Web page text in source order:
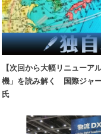
【次回から大幅リニューア
機」を読み解く 国際ジャ
氏